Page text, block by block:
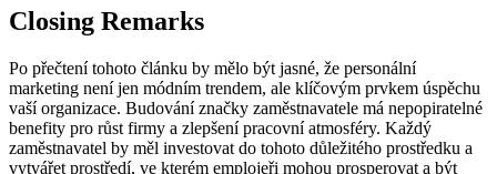
Closing Remarks
Po přečtení ​tohoto článku by mělo být jasné, že personální
marketing není ​jen módním trendem, ale klíčovým prvkem úspěchu
vaší organizace.⁢ Budování značky zaměstnavatele má nepopiratelné
benefity pro​ růst firmy a zlepšení pracovní atmosféry. Každý
zaměstnavatel by měl investovat do tohoto důležitého prostředku a‍
vytvářet prostředí, ve kterém emplojeři mohou prosperovat ⁣a ⁣být